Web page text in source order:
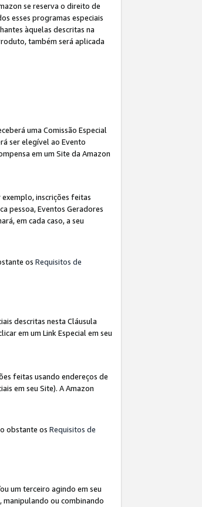
se reserva o direito de
esses programas especiais
àquelas descritas na
também será aplicada
uma Comissão Especial
ser elegível ao Evento
em um Site da Amazon
inscrições feitas
pessoa, Eventos Geradores
em cada caso, a seu
os Requisitos de
descritas nesta Cláusula
em um Link Especial em seu
feitas usando endereços de
em seu Site). A Amazon
obstante os Requisitos de
um terceiro agindo em seu
ou combinando